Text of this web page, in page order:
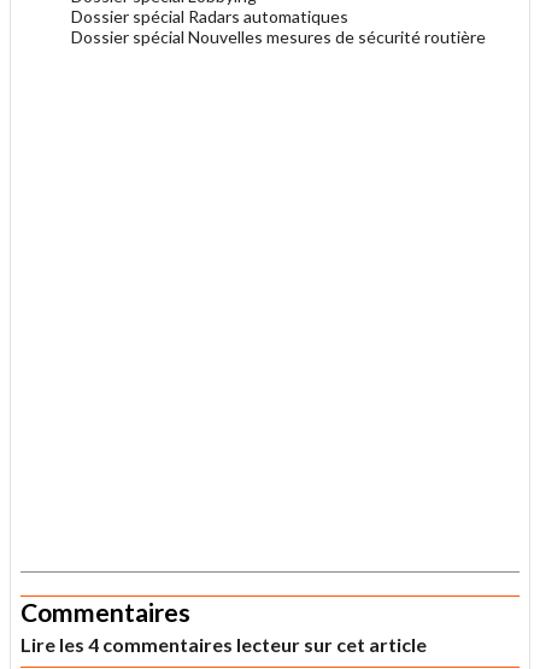
Dossier spécial Radars automatiques
Dossier spécial Nouvelles mesures de sécurité routière
Commentaires
Lire les 4 commentaires lecteur sur cet article